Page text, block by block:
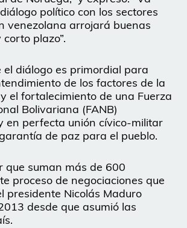
político con los sectores
venezolana arrojará buenas
plazo”.
el diálogo es primordial para
de los factores de la
el fortalecimiento de una Fuerza
Bolivariana (FANB)
en perfecta unión cívico-militar
de paz para el pueblo.
que suman más de 600
proceso de negociaciones que
presidente Nicolás Maduro
desde que asumió las